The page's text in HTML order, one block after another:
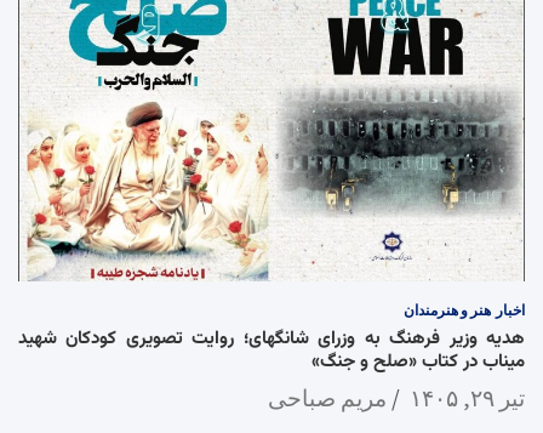
اخبار هنر و هنرمندان
هدیه وزیر فرهنگ به وزرای شانگهای؛ روایت تصویری کودکان شهید
میناب در کتاب «صلح و جنگ»
تیر ۲۹, ۱۴۰۵ مریم صباحی